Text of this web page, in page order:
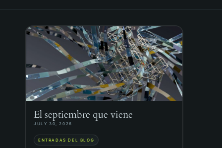
El septiembre que viene
JULY 30, 2026
ENTRADAS DEL BLOG